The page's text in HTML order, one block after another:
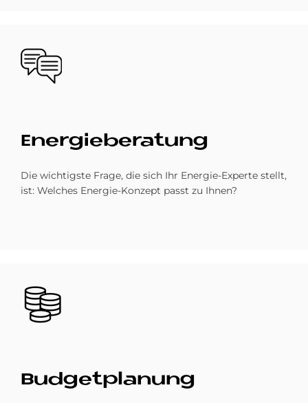
Bild
En­er­gie­be­ra­tung
Die wichtigste Frage, die sich Ihr Energie-Experte stellt,
ist: Welches Energie-Konzept passt zu Ihnen?
Bild
Bud­get­pla­nung